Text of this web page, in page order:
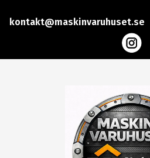
kontakt@maskinvaruhuset.se